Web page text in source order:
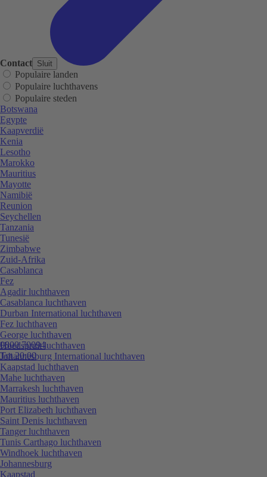
Contact Sluit
0800 70094
Tot 20:00
Populaire landen
Populaire luchthavens
Populaire steden
Botswana
Egypte
Kaapverdië
Kenia
Lesotho
Marokko
Mauritius
Mayotte
Namibië
Reunion
Seychellen
Tanzania
Tunesië
Zimbabwe
Zuid-Afrika
Casablanca
Fez
Agadir luchthaven
Casablanca luchthaven
Durban International luchthaven
Fez luchthaven
George luchthaven
Hoedspruit luchthaven
Johannesburg International luchthaven
Kaapstad luchthaven
Mahe luchthaven
Marrakesh luchthaven
Mauritius luchthaven
Port Elizabeth luchthaven
Saint Denis luchthaven
Tanger luchthaven
Tunis Carthago luchthaven
Windhoek luchthaven
Johannesburg
Kaapstad